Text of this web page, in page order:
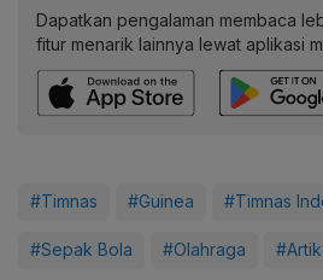
Dapatkan pengalaman membaca
fitur menarik lainnya lewat aplikasi
#Timnas #Guinea #Timnas
#Sepak Bola #Olahraga